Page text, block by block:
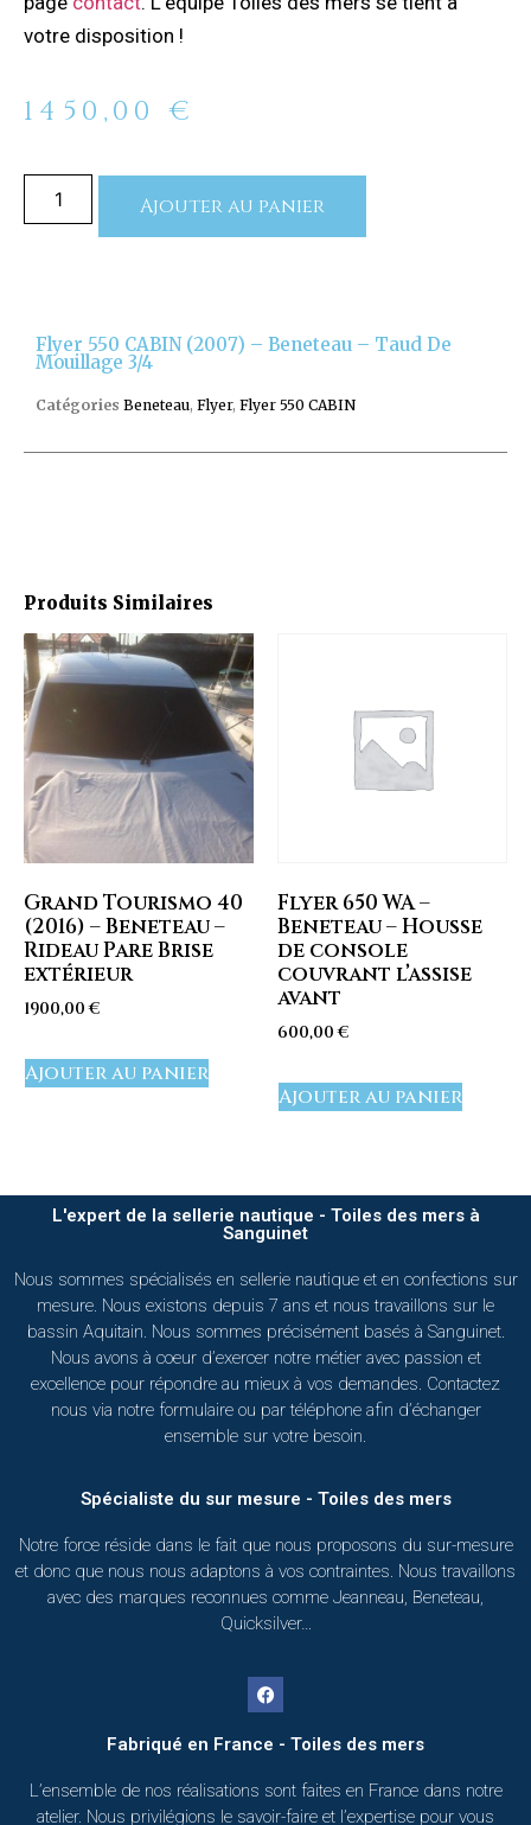
votre disposition !
1450,00€
Ajouter au panier
Produits Similaires
Grand Tourismo 40
(2016) – Beneteau –
Rideau Pare Brise
extérieur
1900,00€
Ajouter au panier
Flyer 650 WA –
Beneteau – Housse
de console
couvrant l’assise
avant
600,00€
Ajouter au panier
Flyer 550 CABIN (2007) – Beneteau – Taud De
Mouillage 3/4
Catégories Beneteau, Flyer, Flyer 550 CABIN
L'expert de la sellerie nautique - Toiles des mers à
Sanguinet
Nous sommes spécialisés en sellerie nautique et en confections sur
mesure. Nous existons depuis 7 ans et nous travaillons sur le
bassin Aquitain. Nous sommes précisément basés à Sanguinet.
Nous avons à coeur d’exercer notre métier avec passion et
excellence pour répondre au mieux à vos demandes. Contactez
nous via notre formulaire ou par téléphone afin d’échanger
ensemble sur votre besoin.
Spécialiste du sur mesure - Toiles des mers
Notre force réside dans le fait que nous proposons du sur-mesure
et donc que nous nous adaptons à vos contraintes. Nous travaillons
avec des marques reconnues comme Jeanneau, Beneteau,
Quicksilver…
Fabriqué en France - Toiles des mers
L’ensemble de nos réalisations sont faites en France dans notre
atelier. Nous privilégions le savoir-faire et l’expertise pour vous